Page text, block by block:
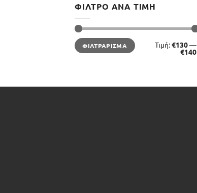
ΦΊΛΤΡΟ ΑΝΆ ΤΙΜΉ
Ελάχιστη
τιμή
Μέγιστη
τιμήΦΙΛΤΡΆΡΙΣΜΑ Τιμή:€130—
€140